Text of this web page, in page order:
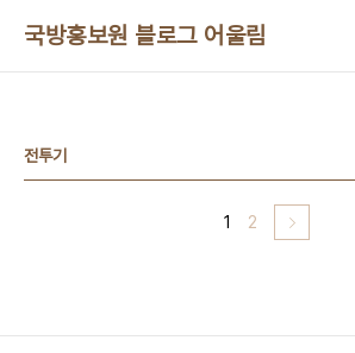
국방홍보원 블로그 어울림
전투기
1 2